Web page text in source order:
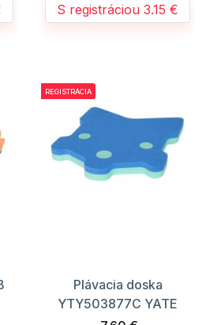
S registráciou 3.15 €
REGISTRÁCIA
Plávacia doska
YTY503877C YATE